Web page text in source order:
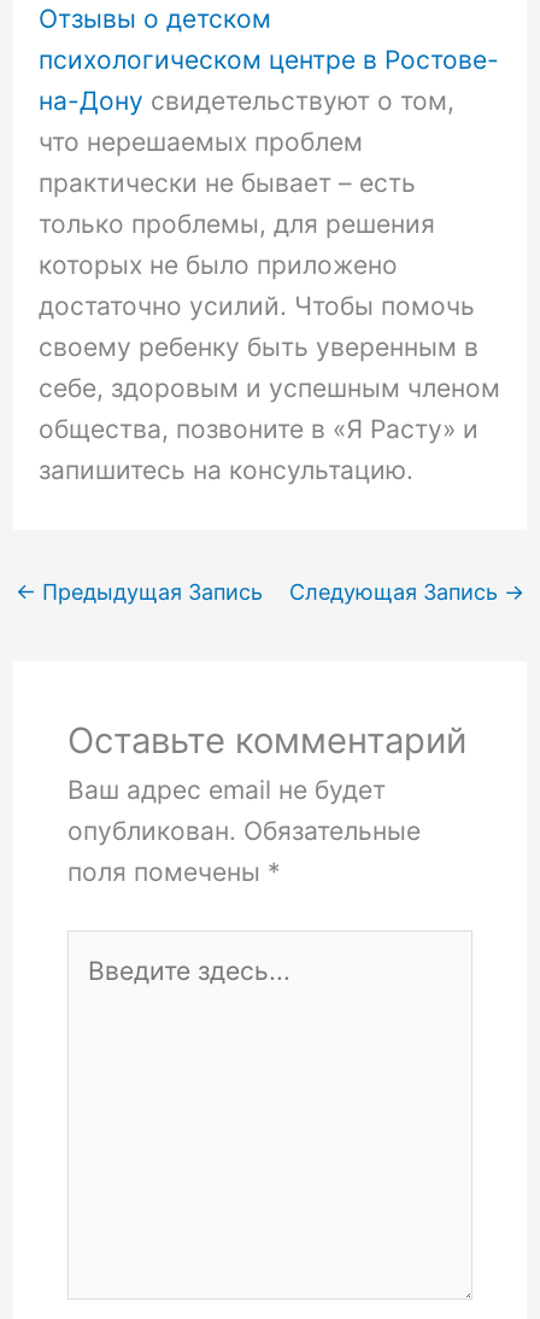
Отзывы о детском
психологическом центре в Ростове-
на-Дону свидетельствуют о том,
что нерешаемых проблем
практически не бывает – есть
только проблемы, для решения
которых не было приложено
достаточно усилий. Чтобы помочь
своему ребенку быть уверенным в
себе, здоровым и успешным членом
общества, позвоните в «Я Расту» и
запишитесь на консультацию.
← Предыдущая Запись Следующая Запись →
Оставьте комментарий
Ваш адрес email не будет
опубликован. Обязательные
поля помечены *
здесь...